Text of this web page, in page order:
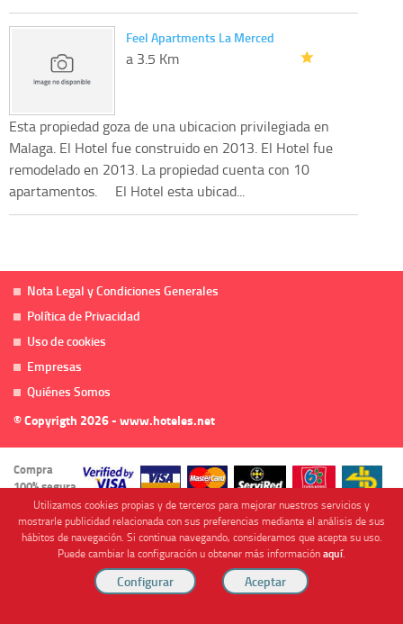
Feel Apartments La Merced
a 3.5 Km
Esta propiedad goza de una ubicacion privilegiada en
Malaga. El Hotel fue construido en 2013. El Hotel fue
remodelado en 2013. La propiedad cuenta con 10
apartamentos. El Hotel esta ubicad...
Nota Legal y Condiciones Generales
Política de Privacidad
Uso de cookies
Empresas
Quiénes Somos
© Copyrigth 2026 - www.hoteles.net
Compra
100% segura
Cofinanciado por
Utilizamos cookies propias y de terceros para mejorar nuestros servicios y
mostrarle publicidad relacionada con sus preferencias mediante el análisis de sus
hábitos de navegación. Si continua navegando, consideramos que acepta su uso.
Puede cambiar la configuración u obtener más informaciónaquí.